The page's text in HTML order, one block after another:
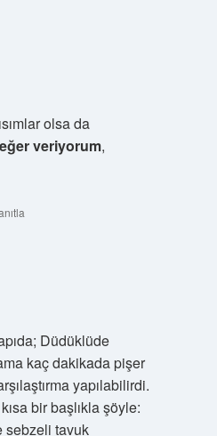
olsa da
veriyorum,
Düdüklüde
kaç dakikada pişer
yapılabilirdi.
bir başlıkla şöyle:
sebzeli tavuk